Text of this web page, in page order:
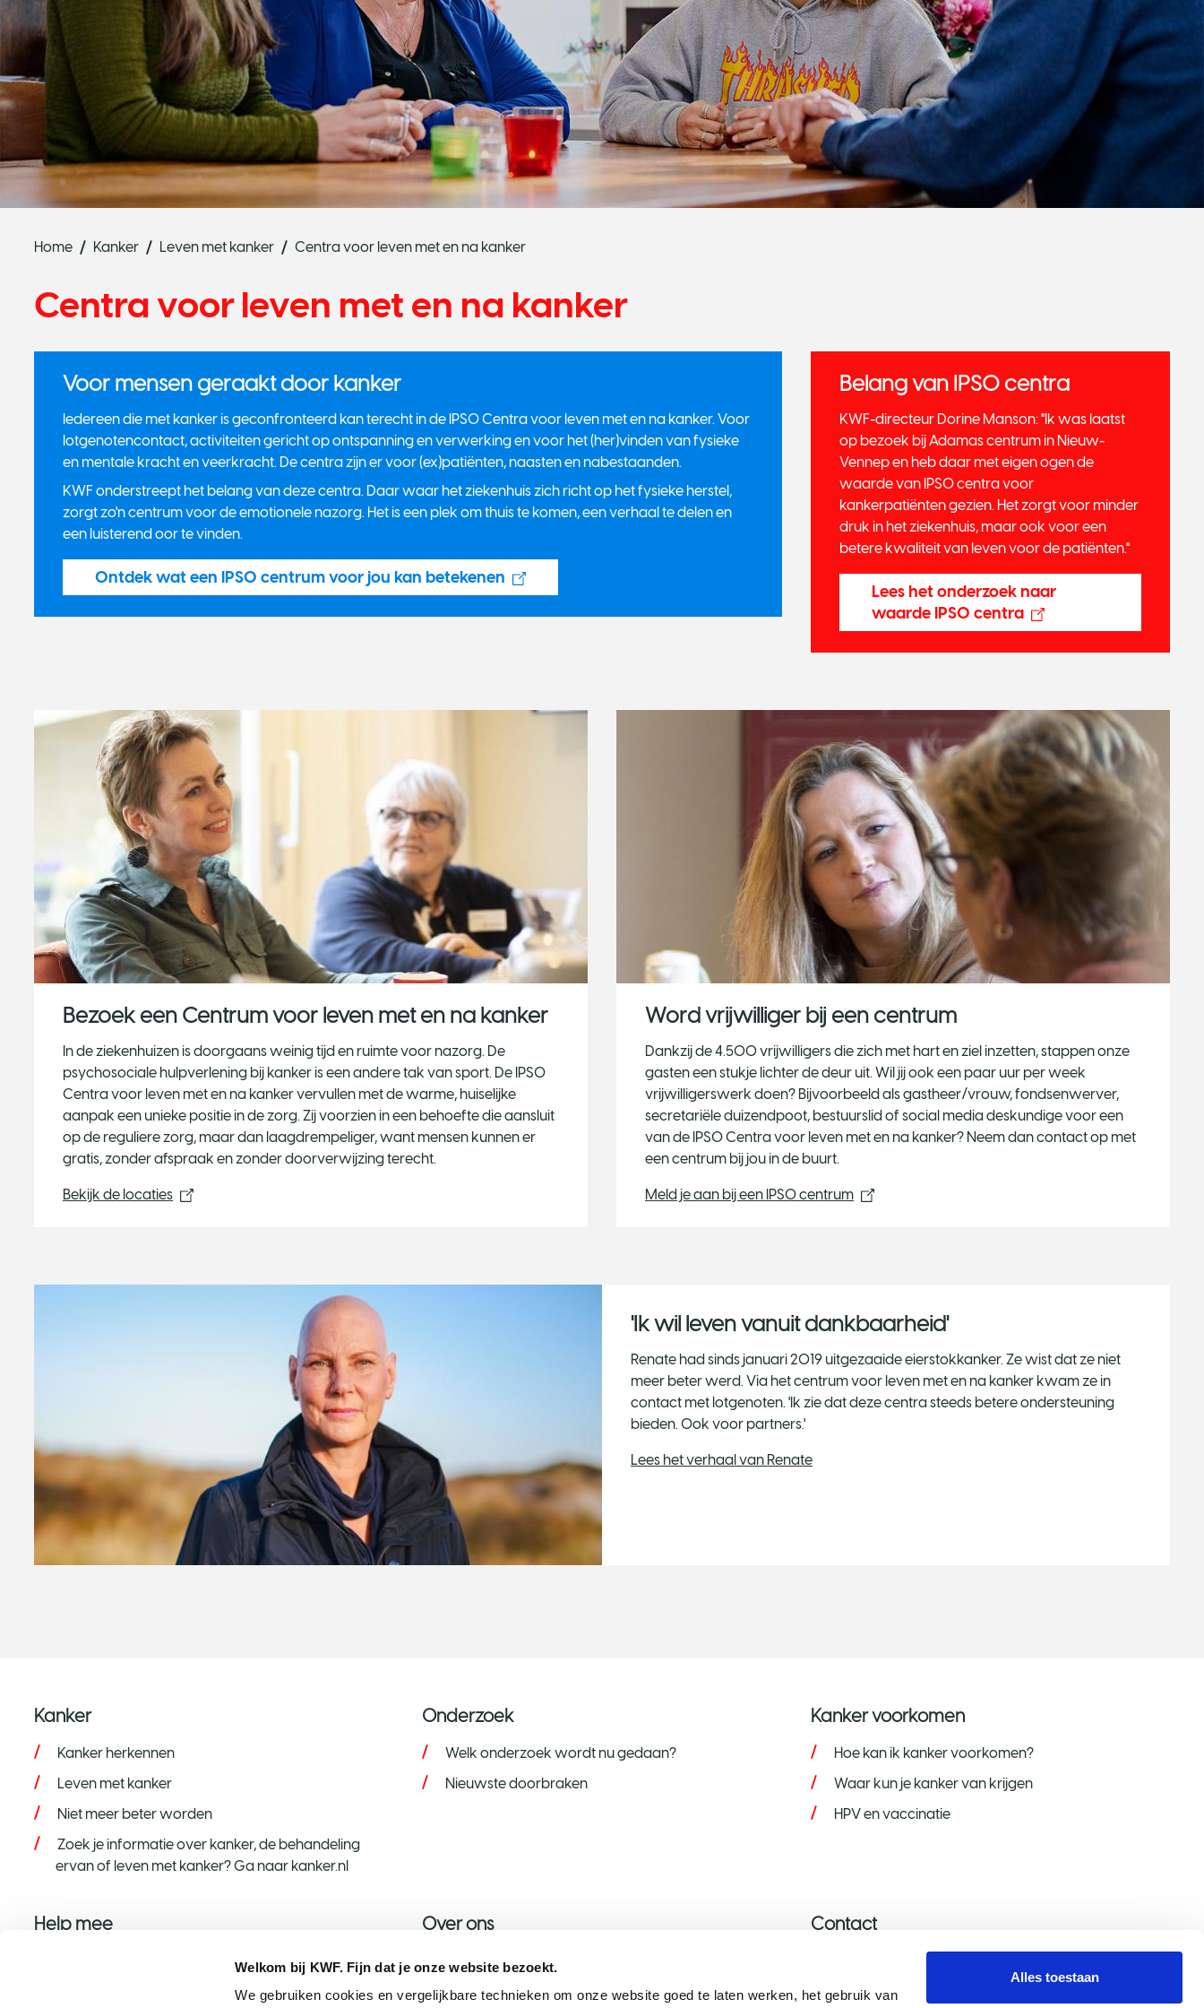
Welkom bij KWF. Fijn dat je onze website bezoekt.
We gebruiken cookies en vergelijkbare technieken om onze website goed te laten werken, het gebruik van
Alles toestaan
Home Kanker Leven met kanker Centra voor leven met en na kanker
Centra voor leven met en na kanker
Voor mensen geraakt door kanker
Iedereen die met kanker is geconfronteerd kan terecht in de IPSO Centra voor leven met en na kanker. Voor
lotgenotencontact, activiteiten gericht op ontspanning en verwerking en voor het (her)vinden van fysieke
en mentale kracht en veerkracht. De centra zijn er voor (ex)patiënten, naasten en nabestaanden.
KWF onderstreept het belang van deze centra. Daar waar het ziekenhuis zich richt op het fysieke herstel,
zorgt zo'n centrum voor de emotionele nazorg. Het is een plek om thuis te komen, een verhaal te delen en
een luisterend oor te vinden.
Ontdek wat een IPSO centrum voor jou kan betekenen
Belang van IPSO centra
KWF-directeur Dorine Manson: "Ik was laatst
op bezoek bij Adamas centrum in Nieuw-
Vennep en heb daar met eigen ogen de
waarde van IPSO centra voor
kankerpatiënten gezien. Het zorgt voor minder
druk in het ziekenhuis, maar ook voor een
betere kwaliteit van leven voor de patiënten."
Lees het onderzoek naar
waarde IPSO centra
Bezoek een Centrum voor leven met en na kanker
In de ziekenhuizen is doorgaans weinig tijd en ruimte voor nazorg. De
psychosociale hulpverlening bij kanker is een andere tak van sport. De IPSO
Centra voor leven met en na kanker vervullen met de warme, huiselijke
aanpak een unieke positie in de zorg. Zij voorzien in een behoefte die aansluit
op de reguliere zorg, maar dan laagdrempeliger, want mensen kunnen er
gratis, zonder afspraak en zonder doorverwijzing terecht.
Bekijk de locaties
Word vrijwilliger bij een centrum
Dankzij de 4.500 vrijwilligers die zich met hart en ziel inzetten, stappen onze
gasten een stukje lichter de deur uit. Wil jij ook een paar uur per week
vrijwilligerswerk doen? Bijvoorbeeld als gastheer/vrouw, fondsenwerver,
secretariële duizendpoot, bestuurslid of social media deskundige voor een
van de IPSO Centra voor leven met en na kanker? Neem dan contact op met
een centrum bij jou in de buurt.
Meld je aan bij een IPSO centrum
'Ik wil leven vanuit dankbaarheid'
Renate had sinds januari 2019 uitgezaaide eierstokkanker. Ze wist dat ze niet
meer beter werd. Via het centrum voor leven met en na kanker kwam ze in
contact met lotgenoten. 'Ik zie dat deze centra steeds betere ondersteuning
bieden. Ook voor partners.'
Lees het verhaal van Renate
Kanker
Kanker herkennen
Leven met kanker
Niet meer beter worden
Zoek je informatie over kanker, de behandeling
ervan of leven met kanker? Ga naar kanker.nl
Onderzoek
Welk onderzoek wordt nu gedaan?
Nieuwste doorbraken
Kanker voorkomen
Hoe kan ik kanker voorkomen?
Waar kun je kanker van krijgen
HPV en vaccinatie
Help mee Over ons
Over KWF
Nieuws
Contact
Donatie wijzigen/opzeggen